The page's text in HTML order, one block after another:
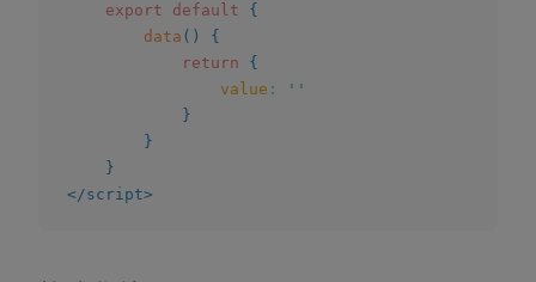
export
default
{
data ( )
{
return
{
value :
''
}
}
}
</script>